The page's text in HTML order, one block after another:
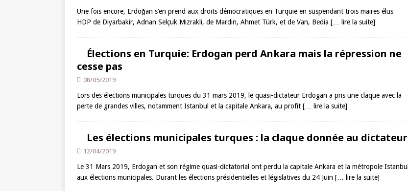
Une fois encore, Erdoğan s’en prend aux droits démocratiques en Turquie en suspendant trois maires élus
HDP de Diyarbakir, Adnan Selçuk Mizrakli, de Mardin, Ahmet Türk, et de Van, Bedia [… lire la suite]
Élections en Turquie: Erdogan perd Ankara mais la répression ne
cesse pas
08/05/2019
Lors des élections municipales turques du 31 mars 2019, le quasi-dictateur Erdogan a pris une claque avec la
perte de grandes villes, notamment Istanbul et la capitale Ankara, au profit [… lire la suite]
Les élections municipales turques : la claque donnée au dictateur
12/04/2019
Le 31 Mars 2019, Erdogan et son régime quasi-dictatorial ont perdu la capitale Ankara et la métropole Istanbul
aux élections municipales. Durant les élections présidentielles et législatives du 24 Juin [… lire la suite]